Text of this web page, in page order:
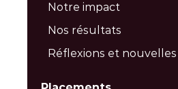
Notre impact
Nos résultats
Réflexions et nouvelles